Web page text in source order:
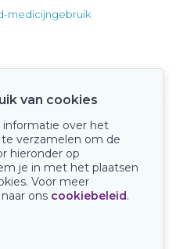
medicijngebruik
van cookies
over het
verzamelen om de
hieronder op
je in met het plaatsen
Voor meer
ons cookiebeleid.